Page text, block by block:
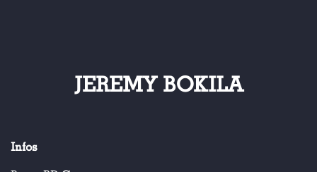
JEREMY BOKILA
Infos